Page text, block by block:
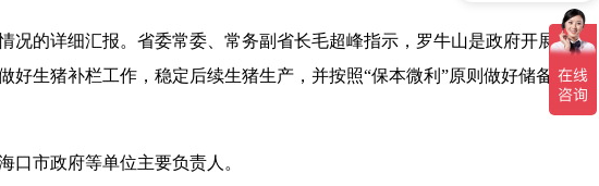
的详细汇报。省委常委、常务副省长毛超峰指示，罗牛山是政府开展保供
生猪补栏工作，稳定后续生猪生产，并按照“保本微利”原则做好储备猪肉
口市政府等单位主要负责人。